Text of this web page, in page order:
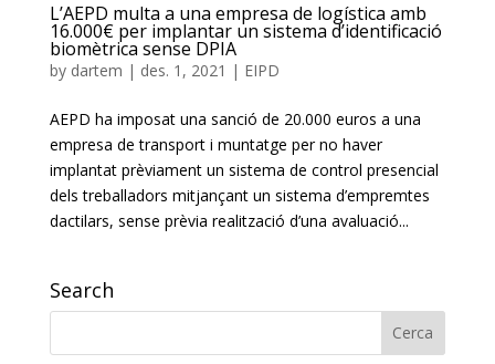
L’AEPD multa a una empresa de logística amb
16.000€ per implantar un sistema d’identificació
biomètrica sense DPIA
by dartem | des. 1, 2021 | EIPD
AEPD ha imposat una sanció de 20.000 euros a una
empresa de transport i muntatge per no haver
implantat prèviament un sistema de control presencial
dels treballadors mitjançant un sistema d’empremtes
dactilars, sense prèvia realització d’una avaluació...
Search